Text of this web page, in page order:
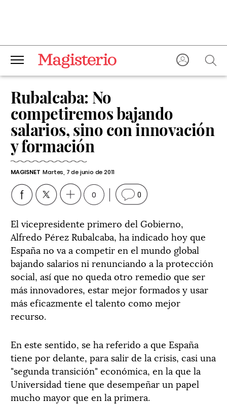
Rubalcaba: No
competiremos bajando
salarios, sino con innovación
y formación
MAGISNET Martes, 7 de junio de 2011
0 0
El vicepresidente primero del Gobierno,
Alfredo Pérez Rubalcaba, ha indicado hoy que
España no va a competir en el mundo global
bajando salarios ni renunciando a la protección
social, así que no queda otro remedio que ser
más innovadores, estar mejor formados y usar
más eficazmente el talento como mejor
recurso.
En este sentido, se ha referido a que España
tiene por delante, para salir de la crisis, casi una
"segunda transición" económica, en la que la
Universidad tiene que desempeñar un papel
mucho mayor que en la primera.